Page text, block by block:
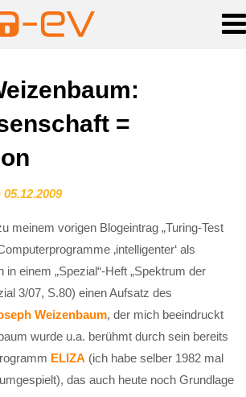
=
05.12.2009
meinem vorigen Blogeintrag „Turing-Test
‚intelligenter‘ als
in einem „Spezial“-Heft „Spektrum der
3/07, S.80) einen Aufsatz des
Weizenbaum, der mich beeindruckt
wurde u.a. berühmt durch sein bereits
ELIZA (ich habe selber 1982 mal
das auch heute noch Grundlage